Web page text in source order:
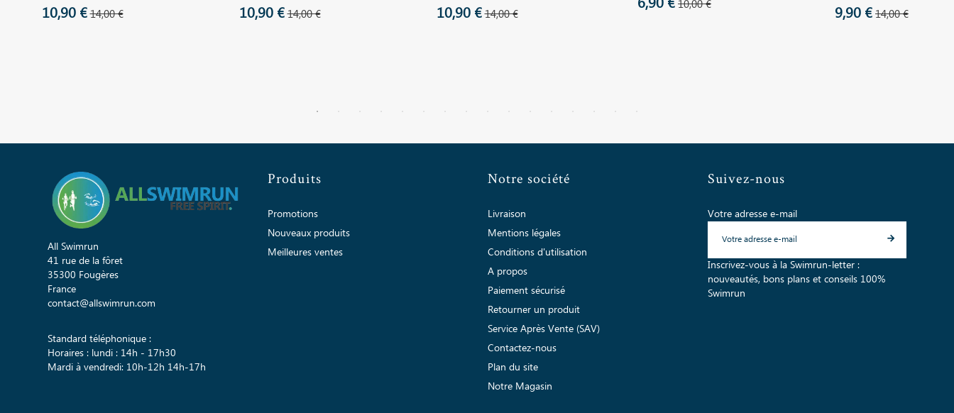
10,90 €14,00 € 10,90 €14,00 € 10,90 €14,00 €
10,00 € 9,90 €14,00 €
All Swimrun
41 rue de la fôret
35300 Fougères
France
contact@allswimrun.com
Standard téléphonique :
Horaires : lundi : 14h - 17h30
Mardi à vendredi: 10h-12h 14h-17h
Produits
Promotions
Nouveaux produits
Meilleures ventes
Notre société
Livraison
Mentions légales
Conditions d'utilisation
A propos
Paiement sécurisé
Retourner un produit
Service Après Vente (SAV)
Contactez-nous
Plan du site
Notre Magasin
Suivez-nous
Votre adresse e-mail
Inscrivez-vous à la Swimrun-letter :
nouveautés, bons plans et conseils 100%
Swimrun